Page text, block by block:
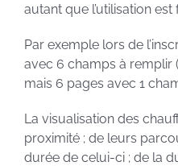
autant que l’utilisation est
Par exemple lors de
avec 6 champs à remplir
mais 6 pages avec 1
La visualisation des
proximité ; de leurs
durée de celui-ci ; de la